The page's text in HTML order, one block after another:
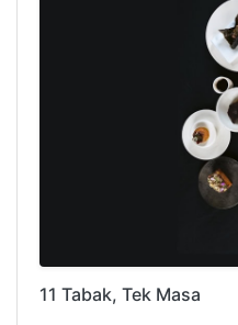
11 Tabak, Tek Masa